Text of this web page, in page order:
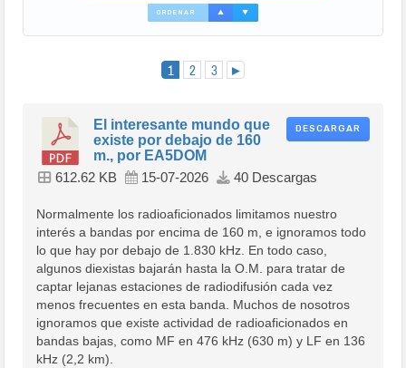
ORDENAR ▲ ▼
1 2 3 ►
DESCARGAR
El interesante mundo que
existe por debajo de 160
m., por EA5DOM
612.62 KB 15-07-2026 40 Descargas
Normalmente los radioaficionados limitamos nuestro
interés a bandas por encima de 160 m, e ignoramos todo
lo que hay por debajo de 1.830 kHz. En todo caso,
algunos diexistas bajarán hasta la O.M. para tratar de
captar lejanas estaciones de radiodifusión cada vez
menos frecuentes en esta banda. Muchos de nosotros
ignoramos que existe actividad de radioaficionados en
bandas bajas, como MF en 476 kHz (630 m) y LF en 136
kHz (2,2 km).